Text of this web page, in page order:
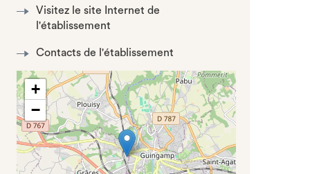
Visitez le site Internet de
l'établissement
Contacts de l'établissement
+
−